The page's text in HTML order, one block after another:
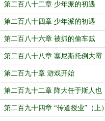
第二百八十二章 少年派的初遇
（上）
第二百八十四章 少年派的初遇
（下）
第二百八十六章 被抓的偷车贼
第二百八十八章 塞尼斯托倒大霉
第二百九十章 游戏开始
第二百九十二章 降大任于斯人也
（中）
第二百九十四章 “传道授业”（上）